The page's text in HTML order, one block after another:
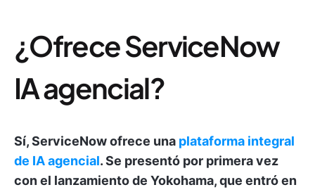
¿Ofrece ServiceNow
IA agencial?
Sí, ServiceNow ofrece una plataforma integral
de IA agencial. Se presentó por primera vez
con el lanzamiento de Yokohama, que entró en